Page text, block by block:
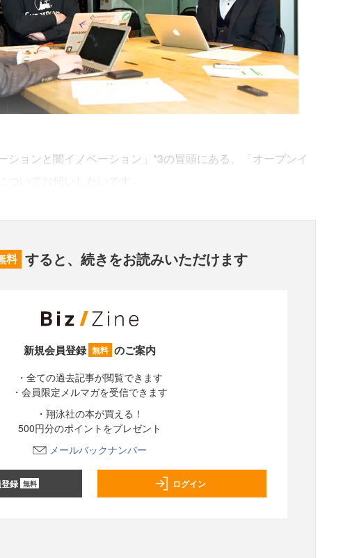
ョンと闇イノベーション」*3の冒頭にある、「オープンイ
料 すると、続きをお読みいただけます
新規会員登録 無料 のご案内
・全ての過去記事が閲覧できます
・会員限定メルマガを受信できます
・翔泳社の本が買える！
500円分のポイントをプレゼント
メールバックナンバー
録 無料 ログイン